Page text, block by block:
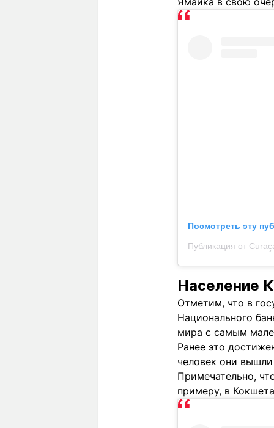
Посмотреть эту
Население
Отметим, что в
Национального
мира с самым
Ранее это
человек они
Примечательно,
примеру, в